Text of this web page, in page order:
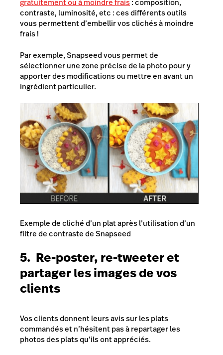
contraste, luminosité, etc : ces différents outils
vous permettent d’embellir vos clichés à moindre
frais !
Par exemple, Snapseed vous permet de
sélectionner une zone précise de la photo pour y
apporter des modifications ou mettre en avant un
ingrédient particulier.
Exemple de cliché d’un plat après l’utilisation d’un
filtre de contraste de Snapseed
5. Re-poster, re-tweeter et
partager les images de vos
clients
Vos clients donnent leurs avis sur les plats
commandés et n’hésitent pas à repartager les
photos des plats qu’ils ont appréciés.